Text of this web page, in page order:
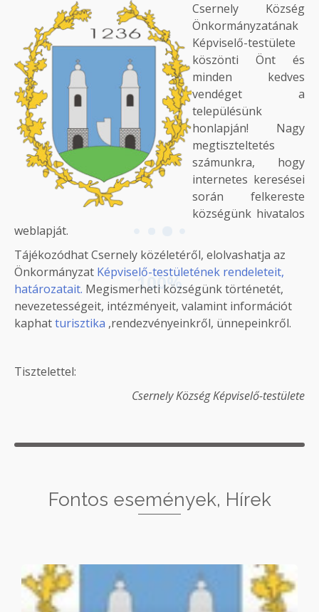
100%
Csernely Község
Önkormányzatának
Képviselő-testülete
köszönti Önt és
minden kedves
vendéget a
településünk
honlapján! Nagy
megtiszteltetés
számunkra, hogy
internetes keresései
során felkereste
községünk hivatalos
weblapját.
Tájékozódhat Csernely közéletéről, elolvashatja az
Önkormányzat Képviselő-testületének rendeleteit,
határozatait. Megismerheti községünk történetét,
nevezetességeit, intézményeit, valamint információt
kaphatturisztika ,rendezvényeinkről, ünnepeinkről.
Tisztelettel:
Csernely Község Képviselő-testülete
Fontos események, Hírek
Meghívó